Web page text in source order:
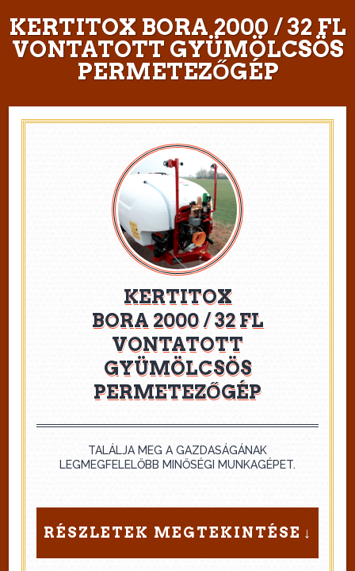
KERTITOX BORA 2000 / 32 FL
VONTATOTT GYÜMÖLCSÖS
PERMETEZŐGÉP
KERTITOX
BORA 2000 / 32 FL
VONTATOTT
GYÜMÖLCSÖS
PERMETEZŐGÉP
TALÁLJA MEG A GAZDASÁGÁNAK
LEGMEGFELELŐBB MINŐSÉGI MUNKAGÉPET.
RÉSZLETEK MEGTEKINTÉSE